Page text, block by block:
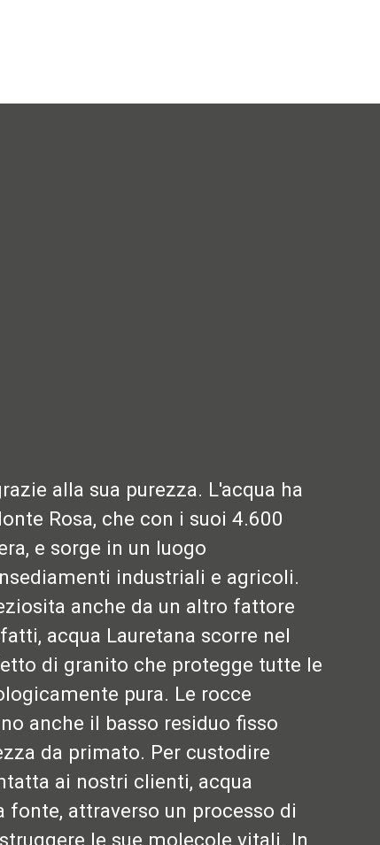
alla sua purezza. L'acqua ha
Rosa, che con i suoi 4.600
e sorge in un luogo
industriali e agricoli.
anche da un altro fattore
acqua Lauretana scorre nel
di granito che protegge tutte le
pura. Le rocce
anche il basso residuo fisso
da primato. Per custodire
ai nostri clienti, acqua
attraverso un processo di
le sue molecole vitali. In